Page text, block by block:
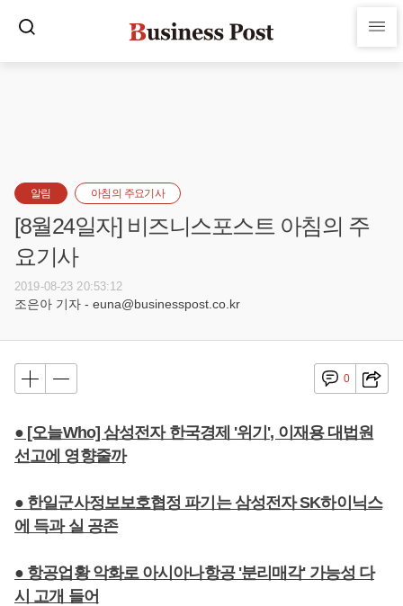
알림 아침의 주요기사
[8월24일자] 비즈니스포스트 아침의 주
요기사
2019-08-23 20:53:12
조은아 기자 - euna@businesspost.co.kr
0
● [오늘Who] 삼성전자 한국경제 '위기', 이재용 대법원
선고에 영향줄까
● 한일군사정보보호협정 파기는 삼성전자 SK하이닉스
에 득과 실 공존
● 항공업황 악화로 아시아나항공 '분리매각' 가능성 다
시 고개 들어